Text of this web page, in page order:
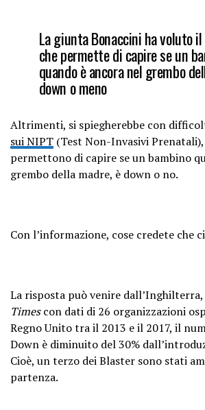
La giunta Bonaccini ha voluto
che permette di capire se un
quando è ancora nel grembo
down o meno
Altrimenti, si spiegherebbe con
sui NIPT (Test Non-Invasivi
permettono di capire se un bambino
grembo della madre, è down o no.
Con l’informazione, cose credete che
La risposta può venire dall’Inghilterra,
Timescon dati di 26 organizzazioni
Regno Unito tra il 2013 e il 2017, il
Down è diminuito del 30%
Cioè, un terzo dei Blaster sono stati
partenza.